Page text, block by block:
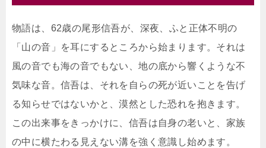
物語は、62歳の尾形信吾が、深夜、ふと正体不明の
「山の音」を耳にするところから始まります。それは
風の音でも海の音でもない、地の底から響くような不
気味な音。信吾は、それを自らの死が近いことを告げ
る知らせではないかと、漠然とした恐れを抱きます。
この出来事をきっかけに、信吾は自身の老いと、家族
の中に横たわる見えない溝を強く意識し始めます。